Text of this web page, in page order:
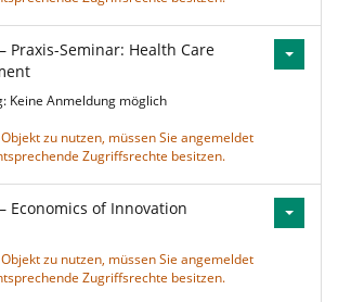
Praxis-Seminar: Health Care
Keine Anmeldung möglich
zu nutzen, müssen Sie angemeldet
Zugriffsrechte besitzen.
Economics of Innovation
zu nutzen, müssen Sie angemeldet
Zugriffsrechte besitzen.